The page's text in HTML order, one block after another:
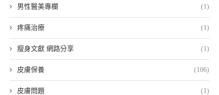
男性醫美專欄 (1)
疼痛治療 (1)
瘦身文獻 網路分享 (1)
皮膚保養 (106)
皮膚問題 (1)